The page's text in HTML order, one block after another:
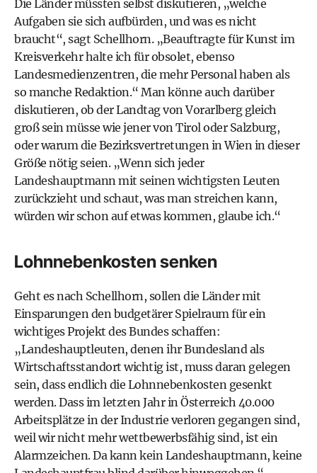
Die Länder müssten selbst diskutieren, „welche
Aufgaben sie sich aufbürden, und was es nicht
braucht“, sagt Schellhorn. „Beauftragte für Kunst im
Kreisverkehr halte ich für obsolet, ebenso
Landesmedienzentren, die mehr Personal haben als
so manche Redaktion.“ Man könne auch darüber
diskutieren, ob der Landtag von Vorarlberg gleich
groß sein müsse wie jener von Tirol oder Salzburg,
oder warum die Bezirksvertretungen in Wien in dieser
Größe nötig seien. „Wenn sich jeder
Landeshauptmann mit seinen wichtigsten Leuten
zurückzieht und schaut, was man streichen kann,
würden wir schon auf etwas kommen, glaube ich.“
Lohnnebenkosten senken
Geht es nach Schellhorn, sollen die Länder mit
Einsparungen den budgetärer Spielraum für ein
wichtiges Projekt des Bundes schaffen:
„Landeshauptleuten, denen ihr Bundesland als
Wirtschaftsstandort wichtig ist, muss daran gelegen
sein, dass endlich die Lohnnebenkosten gesenkt
werden. Dass im letzten Jahr in Österreich 40.000
Arbeitsplätze in der Industrie verloren gegangen sind,
weil wir nicht mehr wettbewerbsfähig sind, ist ein
Alarmzeichen. Da kann kein Landeshauptmann, keine